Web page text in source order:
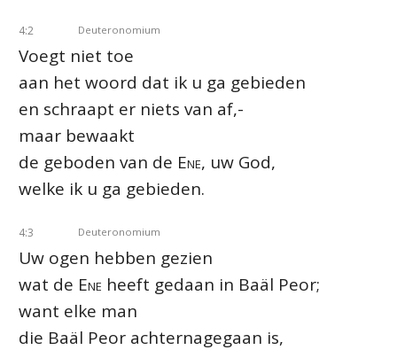
4:2 Deuteronomium
Voegt niet toe
aan het woord dat ik u ga gebieden
en schraapt er niets van af,-
maar bewaakt
de geboden van de Ene, uw God,
welke ik u ga gebieden.
4:3 Deuteronomium
Uw ogen hebben gezien
wat de Ene heeft gedaan in Baäl Peor;
want elke man
die Baäl Peor achternagegaan is,